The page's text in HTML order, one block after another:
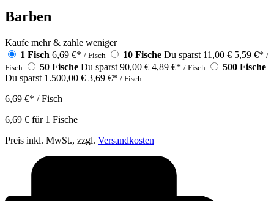
Barben
Kaufe mehr & zahle weniger
1 Fisch 6,69 €* / Fisch 10 Fische Du sparst 11,00 € 5,59 €* /
Fisch
50 Fische Du sparst 90,00 € 4,89 €* / Fisch
500 Fische
Du sparst 1.500,00 € 3,69 €* / Fisch
6,69 €* / Fisch
6,69 € für 1 Fische
Preis inkl. MwSt., zzgl. Versandkosten